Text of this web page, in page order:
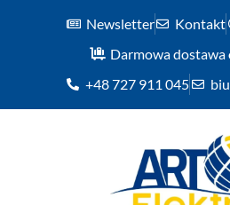
Newsletter Kontakt
Darmowa dostawa
+48 727 911 045